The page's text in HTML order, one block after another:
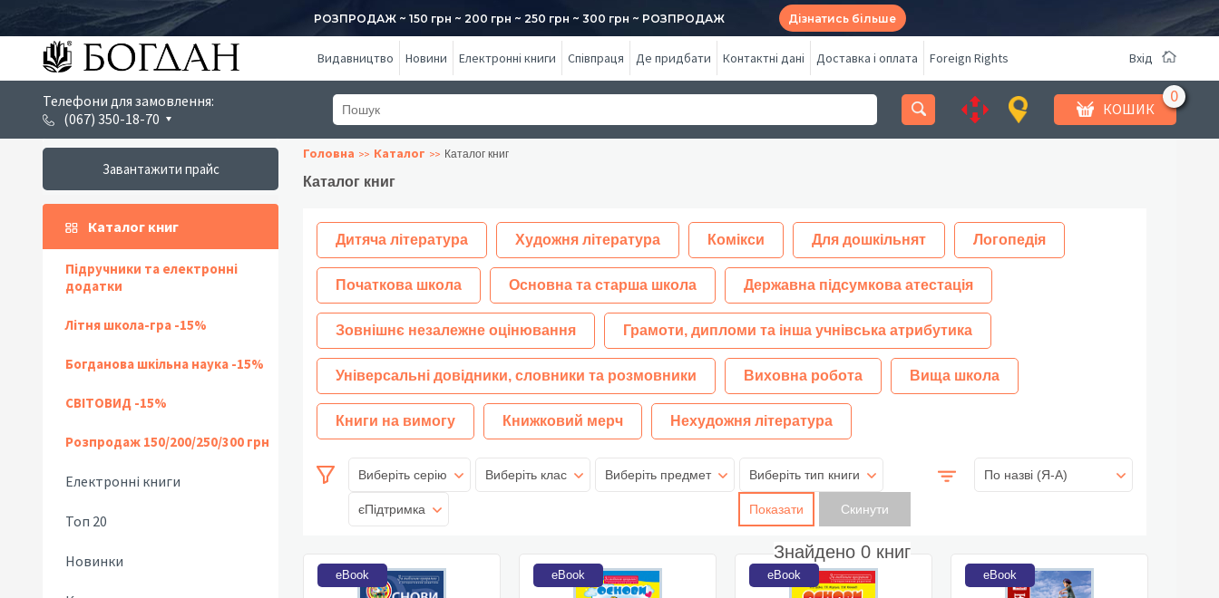
РОЗПРОДАЖ ~ 150 грн ~ 200 грн ~ 250 грн ~ 300 грн ~ РОЗПРОДАЖ Дізнатись більше
Видавництво Новини Електронні книги Співпраця Де придбати Контактні дані Доставка і оплата Foreign Rights Вхід
Телефони для замовлення:
(067) 350-18-70
КОШИК
Завантажити прайс
Каталог книг
Підручники та електронні
додатки
Літня школа-гра -15%
Богданова шкільна наука -15%
СВІТОВИД -15%
Розпродаж 150/200/250/300 грн
Електронні книги
Топ 20
Новинки
Головна Каталог Каталог книг
Каталог книг
Дитяча література Художня література Комікси Для дошкільнят Логопедія
Початкова школа Основна та старша школа Державна підсумкова атестація
Зовнішнє незалежне оцінювання Грамоти, дипломи та інша учнівська атрибутика
Універсальні довідники, словники та розмовники Виховна робота Вища школа
Книги на вимогу Книжковий мерч Нехудожня література
Виберіть серію Виберіть клас Виберіть предмет Виберіть тип книги
єПідтримка Показати
Знайдено 0 книг
По назві (Я-А)
eBook eBook eBook eBook